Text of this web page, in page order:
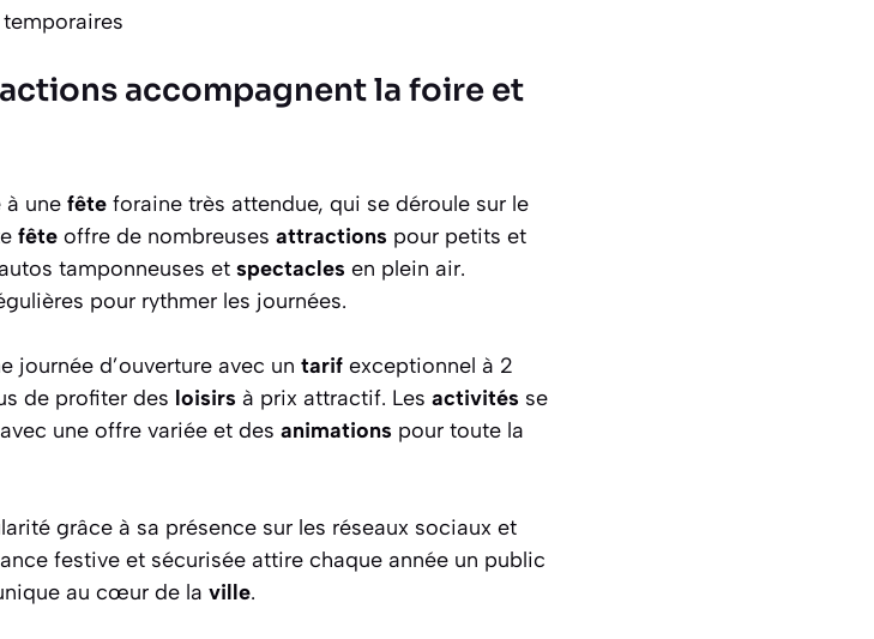
temporaires
accompagnent la foire et
à une fête foraine très attendue, qui se déroule sur le
fête offre de nombreuses attractions pour petits et
tamponneuses et spectacles en plein air.
pour rythmer les journées.
journée d’ouverture avec un tarif exceptionnel à 2
de profiter des loisirs à prix attractif. Les activités se
une offre variée et des animations pour toute la
grâce à sa présence sur les réseaux sociaux et
festive et sécurisée attire chaque année un public
au cœur de la ville.